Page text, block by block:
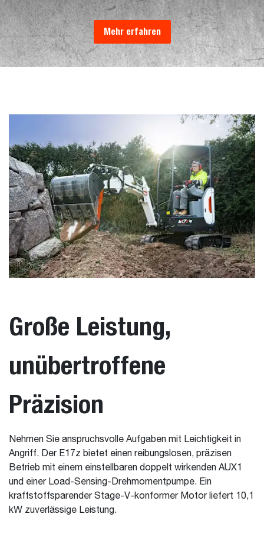
Mehr erfahren
Große Leistung,
unübertroffene
Präzision
Nehmen Sie anspruchsvolle Aufgaben mit Leichtigkeit in
Angriff. Der E17z bietet einen reibungslosen, präzisen
Betrieb mit einem einstellbaren doppelt wirkenden AUX1
und einer Load-Sensing-Drehmomentpumpe. Ein
kraftstoffsparender Stage-V-konformer Motor liefert 10,1
kW zuverlässige Leistung.